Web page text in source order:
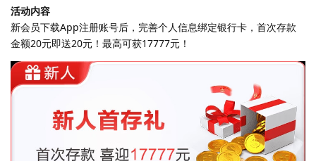
活动内容
新会员下载App注册账号后，完善个人信息绑定银行卡，首次存款
金额20元即送20元！最高可获17777元！